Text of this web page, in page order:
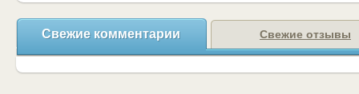
Свежие комментарии Свежие отзывы